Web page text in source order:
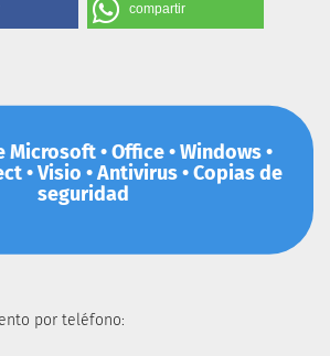
compartir
Microsoft • Office • Windows •
• Visio • Antivirus • Copias de
seguridad
por teléfono: